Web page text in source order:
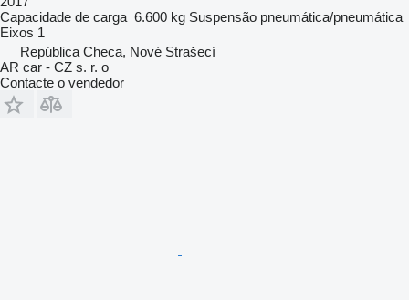
Capacidade de carga 6.600 kg Suspensão pneumática/pneumática
Eixos 1
República Checa, Nové Strašecí
AR car - CZ s. r. o
Contacte o vendedor